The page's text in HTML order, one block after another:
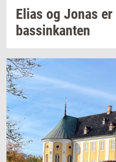
Elias og Jonas er
bas­sinkan­ten